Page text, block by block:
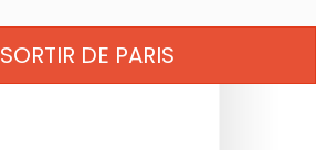
SORTIR DE PARIS